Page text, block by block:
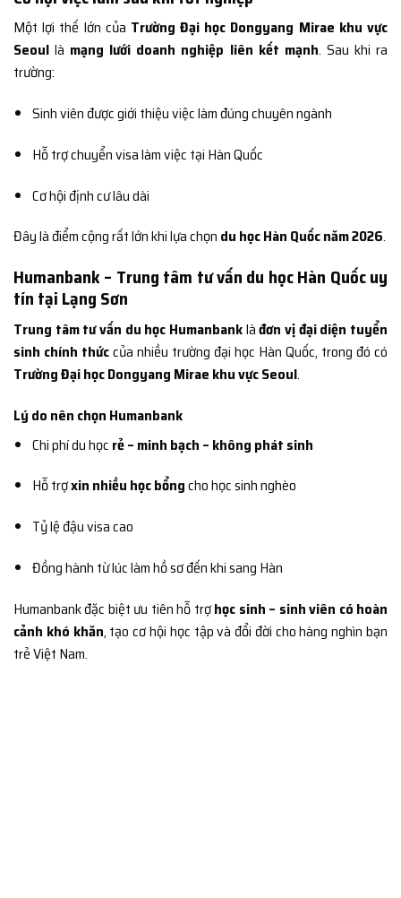
Một lợi thế lớn của Trường Đại học Dongyang Mirae khu vực
Seoul là mạng lưới doanh nghiệp liên kết mạnh. Sau khi ra
trường:
Sinh viên được giới thiệu việc làm đúng chuyên ngành
Hỗ trợ chuyển visa làm việc tại Hàn Quốc
Cơ hội định cư lâu dài
Đây là điểm cộng rất lớn khi lựa chọn du học Hàn Quốc năm 2026.
Humanbank – Trung tâm tư vấn du học Hàn Quốc uy
tín tại Lạng Sơn
Trung tâm tư vấn du học Humanbanklàđơn vị đại diện tuyển
sinh chính thứccủa nhiều trường đại học Hàn Quốc, trong đó có
Trường Đại học Dongyang Mirae khu vực Seoul.
Lý do nên chọn Humanbank
Chi phí du học rẻ – minh bạch – không phát sinh
Hỗ trợxin nhiều học bổngcho học sinh nghèo
Tỷ lệ đậu visa cao
Đồng hành từ lúc làm hồ sơ đến khi sang Hàn
Humanbank đặc biệt ưu tiên hỗ trợhọc sinh – sinh viên có hoàn
cảnh khó khăn, tạo cơ hội học tập và đổi đời cho hàng nghìn bạn
trẻ Việt Nam.